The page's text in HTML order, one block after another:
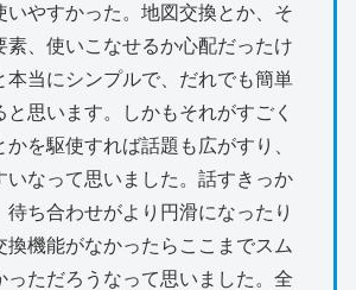
いやすかった。地図交換とか、そ
素、使いこなせるか心配だったけ
本当にシンプルで、だれでも簡単
と思います。しかもそれがすごく
を駆使すれば話題も広がすり、
いなって思いました。話すきっか
待ち合わせがより円滑になったり
換機能がなかったらここまでスム
っただろうなって思いました。全